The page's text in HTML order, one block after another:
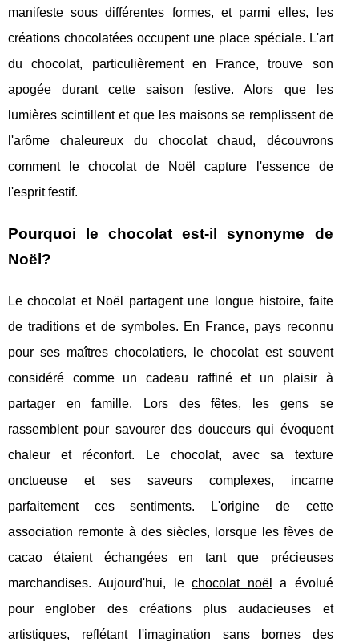
manifeste sous différentes formes, et parmi elles, les
créations chocolatées occupent une place spéciale. L'art
du chocolat, particulièrement en France, trouve son
apogée durant cette saison festive. Alors que les
lumières scintillent et que les maisons se remplissent de
l'arôme chaleureux du chocolat chaud, découvrons
comment le chocolat de Noël capture l'essence de
l'esprit festif.
Pourquoi le chocolat est-il synonyme de
Noël?
Le chocolat et Noël partagent une longue histoire, faite
de traditions et de symboles. En France, pays reconnu
pour ses maîtres chocolatiers, le chocolat est souvent
considéré comme un cadeau raffiné et un plaisir à
partager en famille. Lors des fêtes, les gens se
rassemblent pour savourer des douceurs qui évoquent
chaleur et réconfort. Le chocolat, avec sa texture
onctueuse et ses saveurs complexes, incarne
parfaitement ces sentiments. L'origine de cette
association remonte à des siècles, lorsque les fèves de
cacao étaient échangées en tant que précieuses
marchandises. Aujourd'hui, lechocolat noël
a évolué
pour englober des créations plus audacieuses et
artistiques, reflétant l'imagination sans bornes des